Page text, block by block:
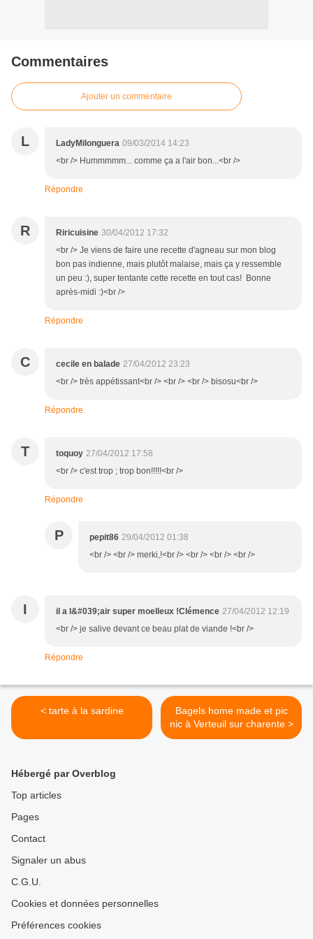
Commentaires
Ajouter un commentaire
L LadyMilonguera 09/03/2014 14:23
<br /> Hummmmm... comme ça a l'air bon...<br />
Répondre
R Riricuisine 30/04/2012 17:32
<br /> Je viens de faire une recette d'agneau sur mon blog
bon pas indienne, mais plutôt malaise, mais ça y ressemble
un peu :), super tentante cette recette en tout cas! Bonne
après-midi :)<br />
Répondre
C cecile en balade 27/04/2012 23:23
<br /> très appétissant<br /> <br /> <br /> bisosu<br />
Répondre
T toquoy 27/04/2012 17:58
<br /> c'est trop ; trop bon!!!!!<br />
Répondre
P pepit86 29/04/2012 01:38
<br /> <br /> merki,!<br /> <br /> <br /> <br />
I il a l&#039;air super moelleux !Clémence 27/04/2012 12:19
<br /> je salive devant ce beau plat de viande !<br />
Répondre
< tarte à la sardine
Bagels home made et pic
nic à Verteuil sur charente >
Hébergé par Overblog
Top articles
Pages
Contact
Signaler un abus
C.G.U.
Cookies et données personnelles
Préférences cookies